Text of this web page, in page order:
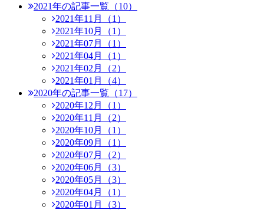
2021年の記事一覧（10）
2021年11月（1）
2021年10月（1）
2021年07月（1）
2021年04月（1）
2021年02月（2）
2021年01月（4）
2020年の記事一覧（17）
2020年12月（1）
2020年11月（2）
2020年10月（1）
2020年09月（1）
2020年07月（2）
2020年06月（3）
2020年05月（3）
2020年04月（1）
2020年01月（3）